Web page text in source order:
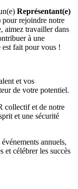
Représentant(e)
rejoindre notre
aimez travailler dans
à une
est fait pour vous !
et vos
de votre potentiel.
collectif et de notre
et une sécurité
annuels,
et célébrer les succès